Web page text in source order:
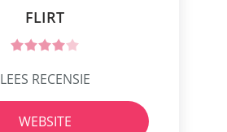
FLIRT
LEES RECENSIE
WEBSITE